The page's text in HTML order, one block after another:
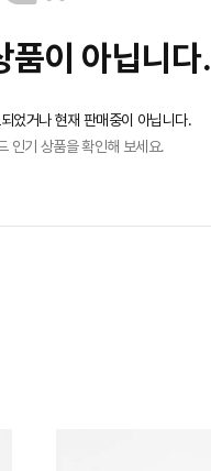
품이 아닙니다.
었거나 현재 판매중이 아닙니다.
인기 상품을 확인해 보세요.